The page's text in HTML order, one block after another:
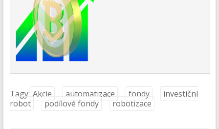
Tagy: Akcie automatizace fondy
investiční
robot
podílové fondy robotizace